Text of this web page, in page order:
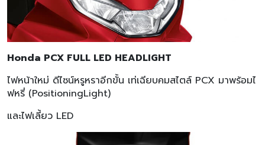
Honda PCX FULL LED HEADLIGHT
ไฟหน้าใหม่ ดีไซน์หรูหราอีกขั้น เท่เฉียบคมสไตล์ PCX มาพร้อมไ
ฟหรี่ (PositioningLight)
และไฟเลี้ยว LED